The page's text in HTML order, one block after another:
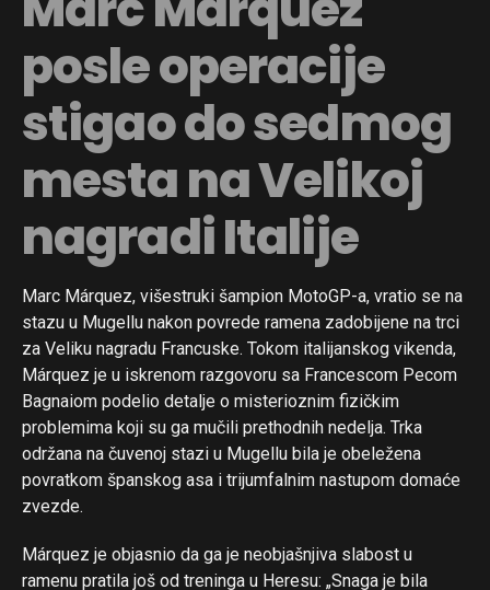
posle operacije
stigao do sedmog
mesta na Velikoj
nagradi Italije
Marc Márquez, višestruki šampion MotoGP-a, vratio se na
stazu u Mugellu nakon povrede ramena zadobijene na trci
za Veliku nagradu Francuske. Tokom italijanskog vikenda,
Márquez je u iskrenom razgovoru sa Francescom Pecom
Bagnaiom podelio detalje o misterioznim fizičkim
problemima koji su ga mučili prethodnih nedelja. Trka
održana na čuvenoj stazi u Mugellu bila je obeležena
povratkom španskog asa i trijumfalnim nastupom domaće
zvezde.
Márquez je objasnio da ga je neobjašnjiva slabost u
ramenu pratila još od treninga u Heresu: „Snaga je bila